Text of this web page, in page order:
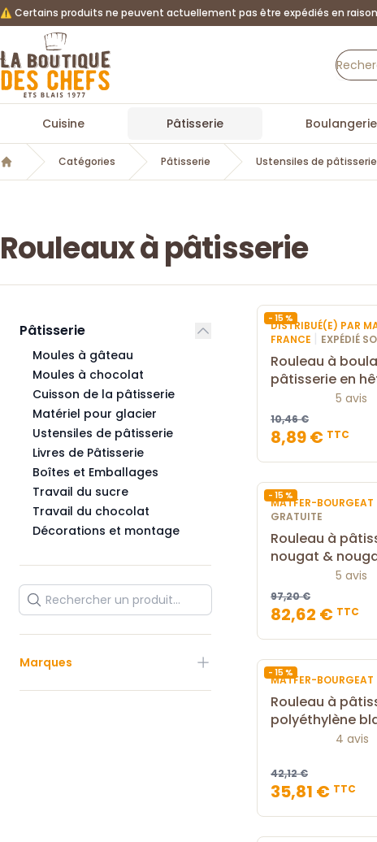
⚠️ Certains produits ne peuvent actuellement pas être expédiés en
La Boutique des chefs
Cuisine Pâtisserie Boulangerie
Accueil
Catégories Pâtisserie Ustensiles de pâtisserie
Rouleaux à pâtisserie
Pâtisserie
Moules à gâteau
Moules à chocolat
Cuisson de la pâtisserie
Matériel pour glacier
Ustensiles de pâtisserie
Livres de Pâtisserie
Boîtes et Emballages
Travail du sucre
Travail du chocolat
Décorations et montage
Marques
- 15 %
DISTRIBUÉ(E) PAR
FRANCE | EXPÉDIÉ
Rouleau à
pâtisserie en
5 avis
10,46 €
8,89 € TTC
- 15 %
MATFER-BOURGEAT
GRATUITE
Rouleau à
nougat &
5 avis
97,20 €
82,62 € TTC
- 15 %
MATFER-BOURGEAT
Rouleau à
polyéthylène
4 avis
42,12 €
35,81 € TTC